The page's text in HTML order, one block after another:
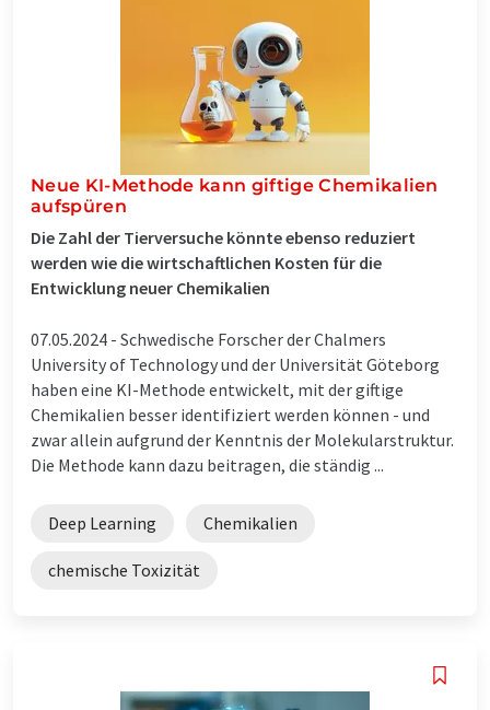
Neue KI-Methode kann giftige Chemikalien
aufspüren
Die Zahl der Tierversuche könnte ebenso reduziert
werden wie die wirtschaftlichen Kosten für die
Entwicklung neuer Chemikalien
07.05.2024 - Schwedische Forscher der Chalmers
University of Technology und der Universität Göteborg
haben eine KI-Methode entwickelt, mit der giftige
Chemikalien besser identifiziert werden können - und
zwar allein aufgrund der Kenntnis der Molekularstruktur.
Die Methode kann dazu beitragen, die ständig ...
Deep Learning Chemikalien
chemische Toxizität